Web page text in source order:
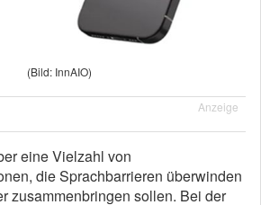
(Bild: InnAIO)
Anzeige
eine Vielzahl von
die Sprachbarrieren überwinden
zusammenbringen sollen. Bei der